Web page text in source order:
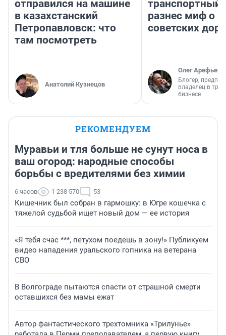
отправился на машине
в казахстанский
Петропавловск: что
там посмотреть
Анатолий Кузнецов
транспортный
разнес миф о
советских
Олег Арефьев
Блогер,
владелец в
бизнесе
РЕКОМЕНДУЕМ
Муравьи и тля больше не сунут носа в
ваш огород: народные способы
борьбы с вредителями без химии
6 часов 1 238 570 53
Кишечник был собран в гармошку: в Югре кошечка с
тяжелой судьбой ищет новый дом — ее история
«Я тебя счас ***, петухом поедешь в зону!» Публикуем
видео нападения уральского гопника на ветерана
СВО
В Волгограде пытаются спасти от страшной смерти
оставшихся без мамы ежат
Автор фантастического трехтомника «Трилунье»